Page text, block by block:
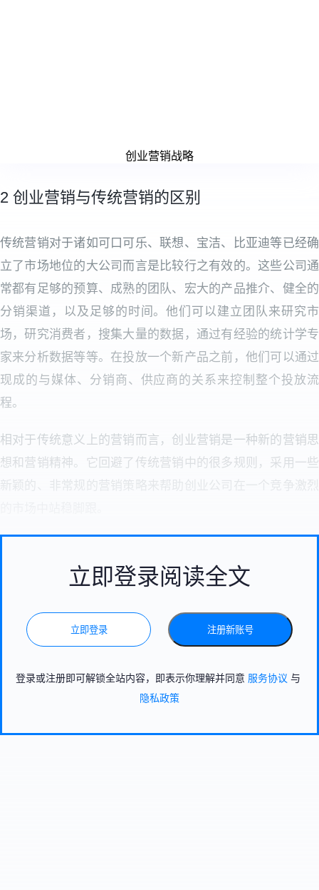
创业营销战略
2 创业营销与传统营销的区别
传统营销对于诸如可口可乐、联想、宝洁、比亚迪等已经确
立了市场地位的大公司而言是比较行之有效的。这些公司通
常都有足够的预算、成熟的团队、宏大的产品推介、健全的
分销渠道，以及足够的时间。他们可以建立团队来研究市
场，研究消费者，搜集大量的数据，通过有经验的统计学专
家来分析数据等等。在投放一个新产品之前，他们可以通过
现成的与媒体、分销商、供应商的关系来控制整个投放流
程。
相对于传统意义上的营销而言，创业营销是一种新的营销思
想和营销精神。它回避了传统营销中的很多规则，采用一些
新颖的、非常规的营销策略来帮助创业公司在一个竞争激烈
立即登录阅读全文
立即登录 注册新账号
登录或注册即可解锁全站内容，即表示你理解并同意 服务协议 与
隐私政策